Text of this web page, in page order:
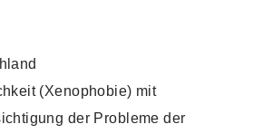
(Xenophobie) mit
der Probleme der